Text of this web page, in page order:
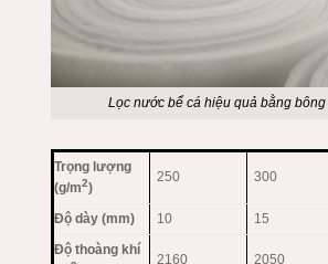
Lọc nước bể cá hiệu quả bằng bông
Trọng lượng
(g/m2)
250 300
Độ dày (mm) 10 15
Độ thoàng khí
2160 2050